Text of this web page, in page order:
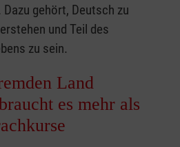
gehört, Deutsch zu
und Teil des
zu sein.
Land
es mehr als